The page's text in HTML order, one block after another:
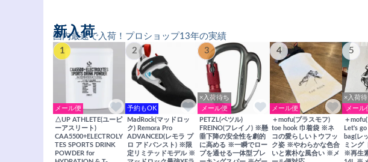
国内最速で入荷！プロショップ13年の実績
新入荷
1
メール便
△UP ATHLETE(ユーピ
ーアスリート)
CAA5500+ELECTROLY
TES SPORTS DRINK
POWDER for
2
予約もOK
MadRock(マッドロッ
ク) Remora Pro
ADVANCED(レモラ プ
ロ アドバンスト) ※限
定リミテッドモデル ※
3
×入荷待ち
メール便
PETZL(ペツル)
FREINO(フレイノ) ※懸
垂下降の安全性を劇的
に高める ※一瞬でロー
プを通せる一体型ブレ
4
メール便
＋mofu(プラスモフ)
toe hook 巾着袋 ※ネ
コの愛らしいトウフッ
ク姿 ※やわらかな色合
いと素朴な風合い ※メ
5
×入荷待
メール
＋
Let's
bag(レ
ミング
※再生